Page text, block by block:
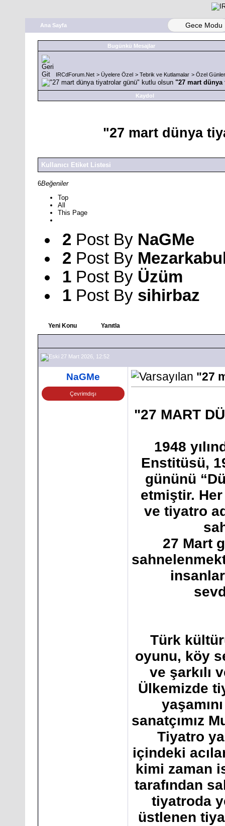
Ana Sayfa Gece Modu
Bugünkü Mesajlar
IRCdForum.Net > Üyelere Özel > Tebrik ve Kutlamalar > Özel Günler
"27 mart
Kaydol
"27 mart dünya
Kullanıcı Etiket Listesi
6Beğeniler
Top
All
This Page
2 Post By NaGMe
2 Post By
1 Post By Üzüm
1 Post By sihirbaz
Yeni Konu Yanıtla
27 Mart 2026, 12:52
NaGMe
Çevrimdışı
"27
"27 MART
1948
Enstitüsü,
gününü
etmiştir.
ve tiyatro
27 Mart
Türk
oyunu, köy
ve şarkılı
Ülkemizde
sanatçımız
Tiyatro
içindeki
kimi zaman
tarafından
tiyatroda
üstlenen